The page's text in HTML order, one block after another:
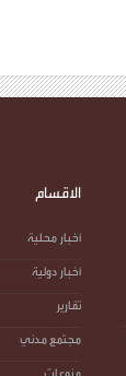
الاقسام
أخبار محلية
أخبار دولية
تقارير
مجتمع مدني